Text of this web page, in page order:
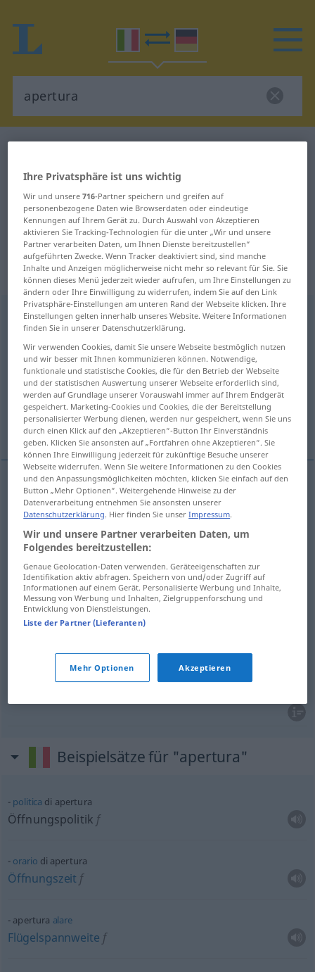
Italienisch-Deutsch Übersetzung
für "apertura"
"apertura" Deutsch Übersetzung
„apertura“: femminile
apertura [aperˈtuːra]f
Übersicht aller Übersetzungen
(Für mehr Details die Übersetzung anklicken/antippen)
Öffnen, Öffnung Loch Eröffnung
Beginn
Öffnenn apertura
Öffnungf apertura
Lochn aperturabuco
m aperturainizio
Beispielsätze für "apertura"
politica di apertura
Öffnungspolitik f
orario di apertura
Öffnungszeit f
apertura alare
Flügelspannweite f
Ihre Privatsphäre ist uns wichtig
Wir und unsere716-Partner speichern und greifen auf
personenbezogene Daten wie Browserdaten oder eindeutige
Kennungen auf Ihrem Gerät zu. Durch Auswahl von Akzeptieren
aktivieren Sie Tracking-Technologien für die unter „Wir und unsere
Partner verarbeiten Daten, um Ihnen Dienste bereitzustellen“
aufgeführten Zwecke. Wenn Tracker deaktiviert sind, sind manche
Inhalte und Anzeigen möglicherweise nicht mehr so relevant für Sie. Sie
können dieses Menü jederzeit wieder aufrufen, um Ihre Einstellungen zu
ändern oder Ihre Einwilligung zu widerrufen, indem Sie auf den Link
Privatsphäre-Einstellungen am unteren Rand der Webseite klicken. Ihre
Einstellungen gelten innerhalb unseres Website. Weitere Informationen
finden Sie in unserer Datenschutzerklärung.
Wir verwenden Cookies, damit Sie unsere Webseite bestmöglich nutzen
und wir besser mit Ihnen kommunizieren können. Notwendige,
funktionale und statistische Cookies, die für den Betrieb der Webseite
und der statistischen Auswertung unserer Webseite erforderlich sind,
werden auf Grundlage unserer Vorauswahl immer auf Ihrem Endgerät
gespeichert. Marketing-Cookies und Cookies, die der Bereitstellung
personalisierter Werbung dienen, werden nur gespeichert, wenn Sie uns
durch einen Klick auf den „Akzeptieren“-Button Ihr Einverständnis
geben. Klicken Sie ansonsten auf „Fortfahren ohne Akzeptieren“. Sie
können Ihre Einwilligung jederzeit für zukünftige Besuche unserer
Webseite widerrufen. Wenn Sie weitere Informationen zu den Cookies
und den Anpassungsmöglichkeiten möchten, klicken Sie einfach auf den
Button „Mehr Optionen“. Weitergehende Hinweise zu der
Datenverarbeitung entnehmen Sie ansonsten unserer
Datenschutzerklärung. Hier finden Sie unserImpressum.
Wir und unsere Partner verarbeiten Daten, um
Folgendes bereitzustellen:
Genaue Geolocation-Daten verwenden. Geräteeigenschaften zur
Identifikation aktiv abfragen. Speichern von und/oder Zugriff auf
Informationen auf einem Gerät. Personalisierte Werbung und Inhalte,
Messung von Werbung und Inhalten, Zielgruppenforschung und
Entwicklung von Dienstleistungen.
Liste der Partner (Lieferanten)
Mehr Optionen Akzeptieren